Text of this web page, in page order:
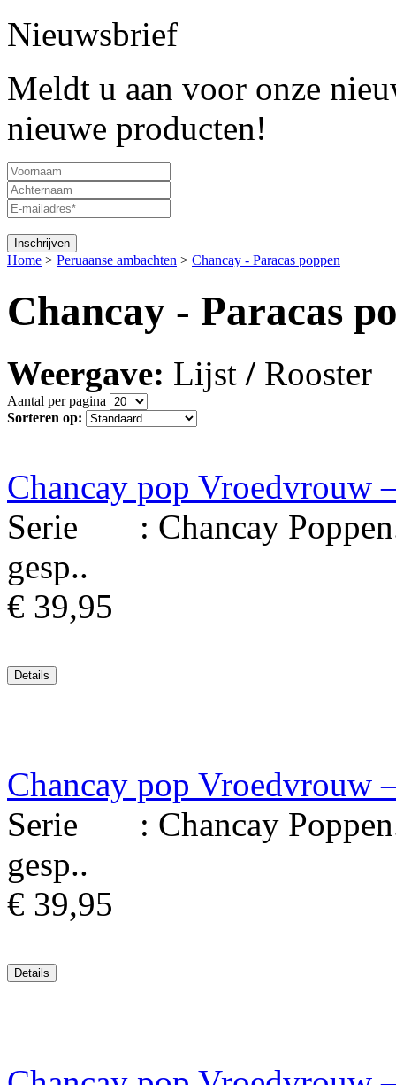
Nieuwsbrief
Meldt u aan voor onze
nieuwe producten!
Home > Peruaanse ambachten > Chancay - Paracas poppen
Chancay - Paracas
Weergave: Lijst / Rooster
Aantal per pagina
Sorteren op:
Chancay pop Vroedvrouw
Serie : Chancay
gesp..
€ 39,95
Chancay pop Vroedvrouw
Serie : Chancay
gesp..
€ 39,95